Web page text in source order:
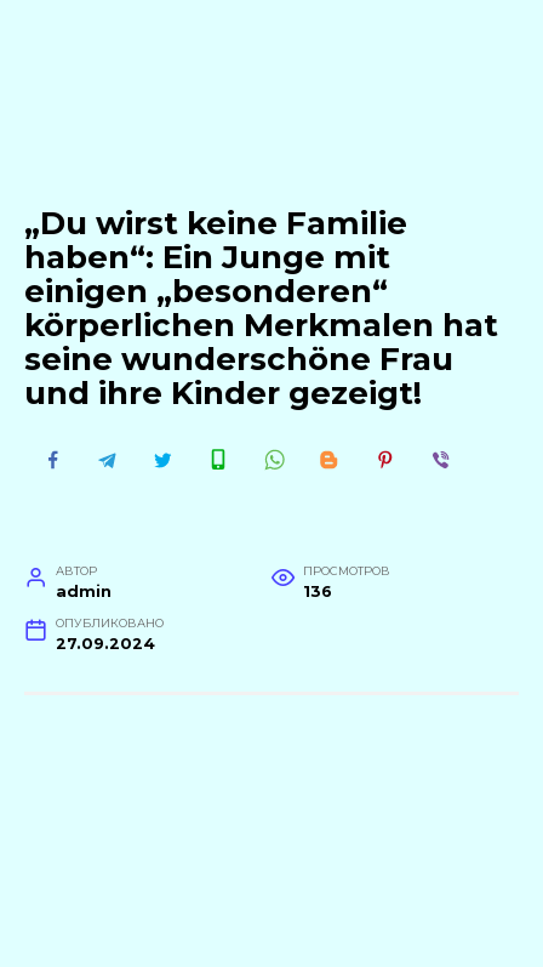
„Du wirst keine Familie
haben“: Ein Junge mit
einigen „besonderen“
körperlichen Merkmalen hat
seine wunderschöne Frau
und ihre Kinder gezeigt!
АВТОР
admin
ПРОСМОТРОВ
136
ОПУБЛИКОВАНО
27.09.2024